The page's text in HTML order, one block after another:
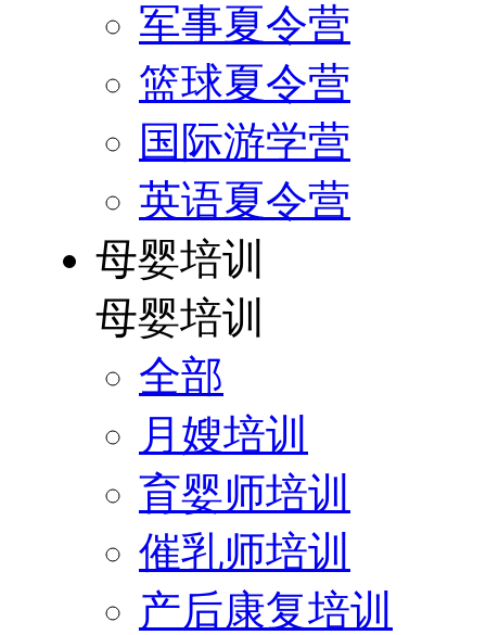
军事夏令营
篮球夏令营
国际游学营
英语夏令营
母婴培训
母婴培训
全部
月嫂培训
育婴师培训
催乳师培训
产后康复培训